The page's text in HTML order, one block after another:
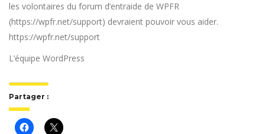
les volontaires du forum d’entraide de WPFR
(https://wpfr.net/support) devraient pouvoir vous aider.
https://wpfr.net/support
L’équipe WordPress
Partager :